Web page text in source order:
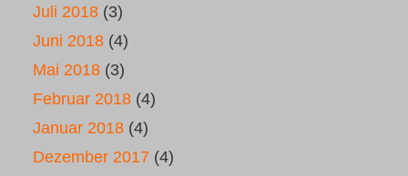
Juli 2018 (3)
Juni 2018 (4)
Mai 2018 (3)
Februar 2018 (4)
Januar 2018 (4)
Dezember 2017 (4)